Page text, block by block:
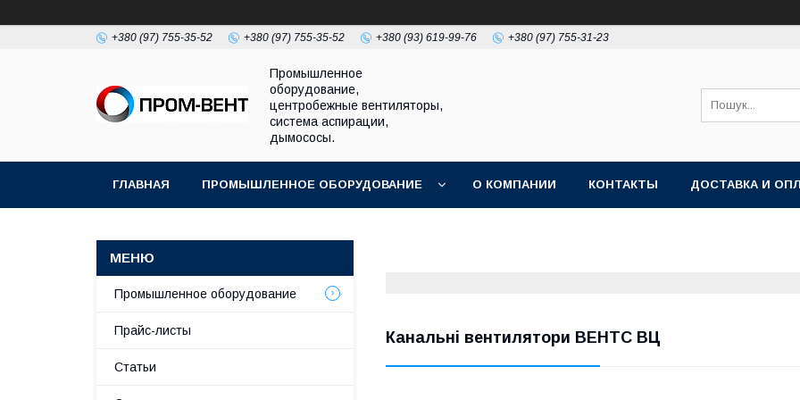
+380 (97) 755-35-52 +380 (97) 755-35-52 +380 (93) 619-99-76 +380 (97) 755-31-23
Промышленное
оборудование,
центробежные вентиляторы,
система аспирации,
дымососы.
ГЛАВНАЯ ПРОМЫШЛЕННОЕ ОБОРУДОВАНИЕ О КОМПАНИИ КОНТАКТЫ ДОСТАВКА И
Канальні вентилятори ВЕНТС ВЦ
Промышленное оборудование
Прайс-листы
Статьи